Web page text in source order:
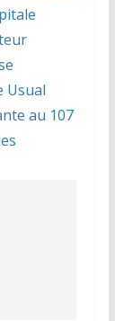
Usual
au 107